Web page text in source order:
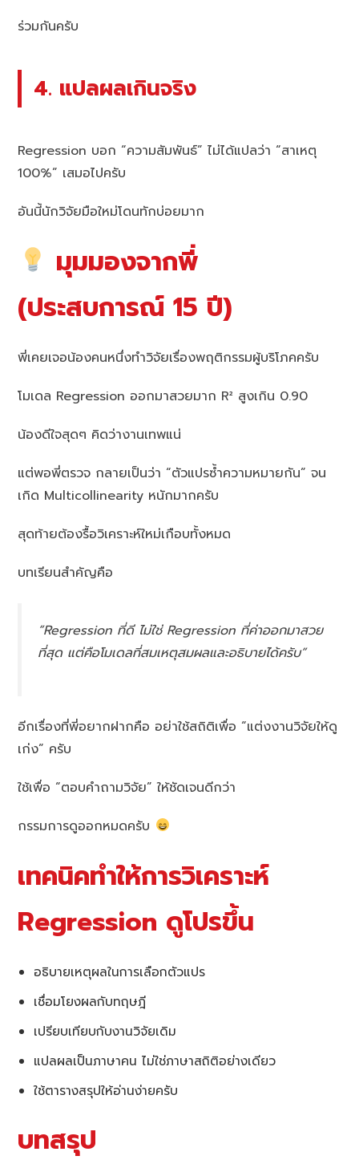
ร่วมกันครับ
4. แปลผลเกินจริง
Regression บอก “ความสัมพันธ์” ไม่ได้แปลว่า “สาเหตุ
100%” เสมอไปครับ
อันนี้นักวิจัยมือใหม่โดนทักบ่อยมาก
มุมมองจากพี่
(ประสบการณ์ 15 ปี)
พี่เคยเจอน้องคนหนึ่งทำวิจัยเรื่องพฤติกรรมผู้บริโภคครับ
โมเดล Regression ออกมาสวยมาก R² สูงเกิน 0.90
น้องดีใจสุดๆ คิดว่างานเทพแน่
แต่พอพี่ตรวจ กลายเป็นว่า “ตัวแปรซ้ำความหมายกัน” จน
เกิด Multicollinearity หนักมากครับ
สุดท้ายต้องรื้อวิเคราะห์ใหม่เกือบทั้งหมด
บทเรียนสำคัญคือ
“Regression ที่ดี ไม่ใช่ Regression ที่ค่าออกมาสวย
ที่สุด แต่คือโมเดลที่สมเหตุสมผลและอธิบายได้ครับ”
อีกเรื่องที่พี่อยากฝากคือ อย่าใช้สถิติเพื่อ “แต่งงานวิจัยให้ดู
เก่ง” ครับ
ใช้เพื่อ “ตอบคำถามวิจัย” ให้ชัดเจนดีกว่า
กรรมการดูออกหมดครับ
เทคนิคทำให้การวิเคราะห์
Regression ดูโปรขึ้น
อธิบายเหตุผลในการเลือกตัวแปร
เชื่อมโยงผลกับทฤษฎี
เปรียบเทียบกับงานวิจัยเดิม
แปลผลเป็นภาษาคน ไม่ใช่ภาษาสถิติอย่างเดียว
ใช้ตารางสรุปให้อ่านง่ายครับ
บทสรุป